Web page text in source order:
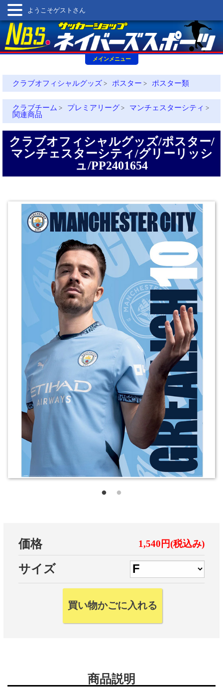
メインメニュー
ようこそゲストさん
クラブオフィシャルグッズ > ポスター > ポスター類
クラブチーム > プレミアリーグ > マンチェスターシティ >
関連商品
クラブオフィシャルグッズ/ポスター/
マンチェスターシティ/グリーリッシ
ュ/PP2401654
価格 1,540円(税込み)
サイズ
商品説明